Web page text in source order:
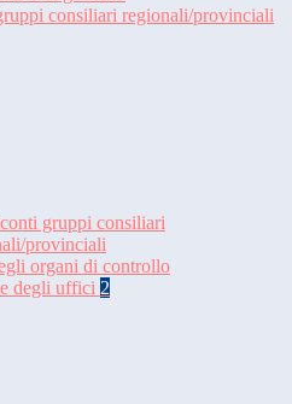
consiliari regionali/provinciali
gruppi consiliari
provinciali
organi di controllo
degli uffici 2